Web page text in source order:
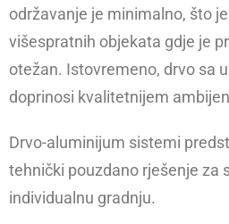
održavanje je minimalno, što
višespratnih objekata gdje je
otežan. Istovremeno, drvo sa
doprinosi kvalitetnijem
Drvo-aluminijum sistemi
tehnički pouzdano rješenje za
individualnu gradnju.